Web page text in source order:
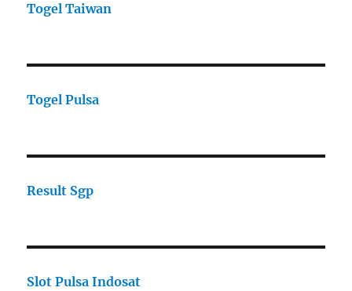
Togel Taiwan
Togel Pulsa
Result Sgp
Slot Pulsa Indosat